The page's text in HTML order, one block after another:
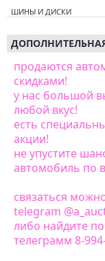
ШИНЫ И ДИСКИ
продаются
скидками!
у нас большой
любой вкус!
есть
акции!
не упустите
автомобиль по
связаться
telegram
либо найдите
телеграмм 8-